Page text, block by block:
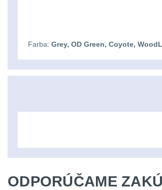
Farba: Grey, OD Green, Coyote,
ODPORÚČAME